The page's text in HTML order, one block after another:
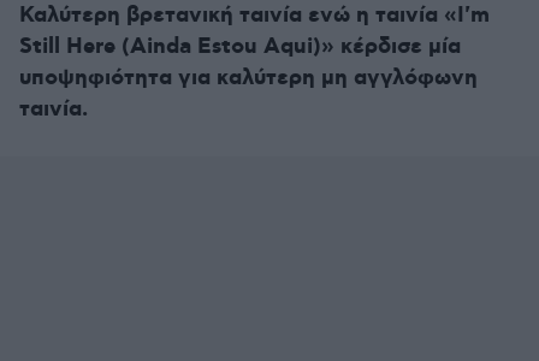
Καλύτερη βρετανική ταινία ενώ η ταινία «I'm
Still Here (Ainda Estou Aqui)» κέρδισε μία
υποψηφιότητα για καλύτερη μη αγγλόφωνη
ταινία.